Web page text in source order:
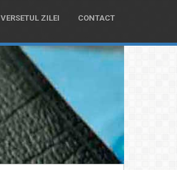
VERSETUL ZILEI CONTACT